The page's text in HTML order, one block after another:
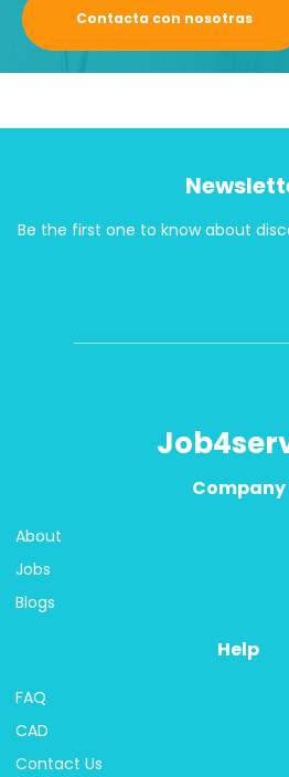
Contacta con nosotras
Be the first one to know about
Company
About
Jobs
Blogs
Help
FAQ
CAD
Contact Us